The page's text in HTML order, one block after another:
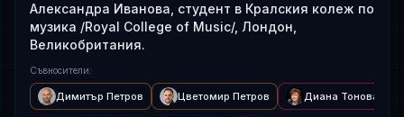
Александра Иванова, студент в Кралския колеж по
музика /Royal College of Music/, Лондон,
Великобритания.
Съвносители:
Димитър Петров Цветомир Петров Диана Тонова